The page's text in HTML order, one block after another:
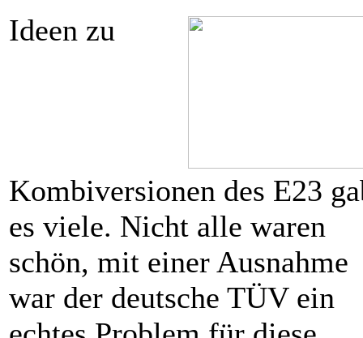
Ideen zu
Kombiversionen des E23
es viele. Nicht alle waren
schön, mit einer Ausnahme
war der deutsche TÜV ein